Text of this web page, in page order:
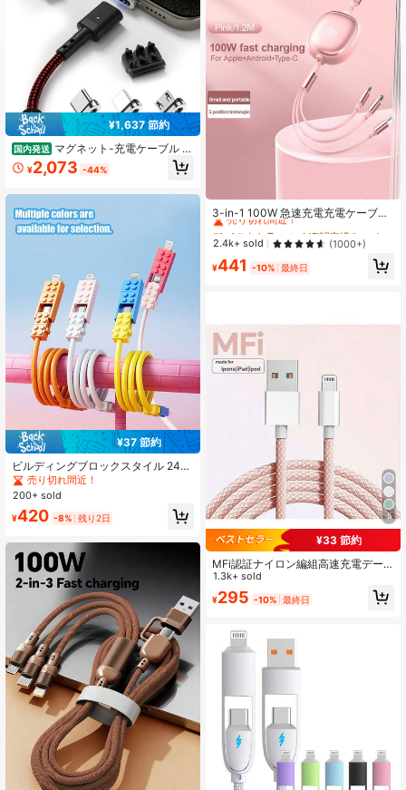
¥1,637 節約
国内発送 マグネット-充電ケーブル U
SB-C 3A急速充電 1.2M3本 9個磁気
端子 磁気ケーブル データ転送 Type-
ット充電コード Type-C MicroUSB
US-B L 磁石 防塵 着脱式 For Androi
d US-B Magnetic Charging Cable
赤黒色 LED付き- SYCX-003充電ケ
¥2,073 -44%
¥37 節約
ビルディングブロックスタイル 240
W(MAX) 超高速充電ケーブル、プレ
ミアム外観 4-in-1 高速充電データケ
ズ、Pro Max対応、ポータブル充電
1/S24/S23/S22/S21およびその他の
モデルに適しています
売り切れ間近！
200+ sold
¥420 -8% 残り2日
3-in-1 100W 急速充電充電ケーブル
& 引き込み式 1-2-3 ケーブル、iPho
neおよびSamsung シリーズと互換
性のある TPE 充電データライン、高
効率充電ケーブル
売り切れ間近！
#1 ベストセラー
売り切れ間近！
#1 ベストセラー
売り切れ間近！
#1 ベストセラー
売り切れ間近！
2.4k+ sold (1000+)
¥441 -10% 最終日
5
¥33 節約
MFi認証ナイロン編組高速充電デー
タケーブル、iPhone 13/12/11/XR/8/
7/6、14 Pro Max、14 Pro、14 Plu
s、13 Pro Max、13 Pro、13、12 Pr
7、6、5、SEなどのノートパソコン
シリーズ、およびLightning & Nanイ
ンターフェースに対応、高速充電を
1.3k+ sold
¥295 -10% 最終日